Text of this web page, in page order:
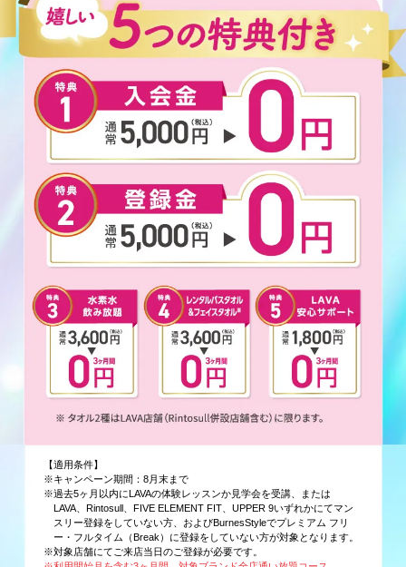
【適用条件】
※キャンペーン期間：8月末まで
※過去5ヶ月以内にLAVAの体験レッスンか見学会を受講、または
LAVA、Rintosull、FIVE ELEMENT FIT、UPPER 9いずれかにてマン
スリー登録をしていない方、およびBurnesStyleでプレミアム フリ
ー・フルタイム（Break）に登録をしていない方が対象となります。
※対象店舗にてご来店当日のご登録が必要です。